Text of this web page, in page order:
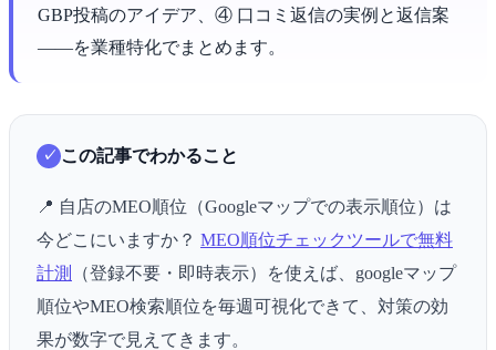
GBP投稿のアイデア、④ 口コミ返信の実例と返信案
――を業種特化でまとめます。
この記事でわかること
📍 自店のMEO順位（Googleマップでの表示順位）は
今どこにいますか？ MEO順位チェックツールで無料
計測
（登録不要・即時表示）を使えば、googleマップ
順位やMEO検索順位を毎週可視化できて、対策の効
果が数字で見えてきます。